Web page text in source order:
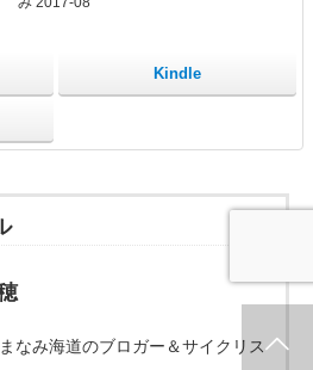
Kindle
なみ海道のブロガー＆サイクリス
シェア お問合せ